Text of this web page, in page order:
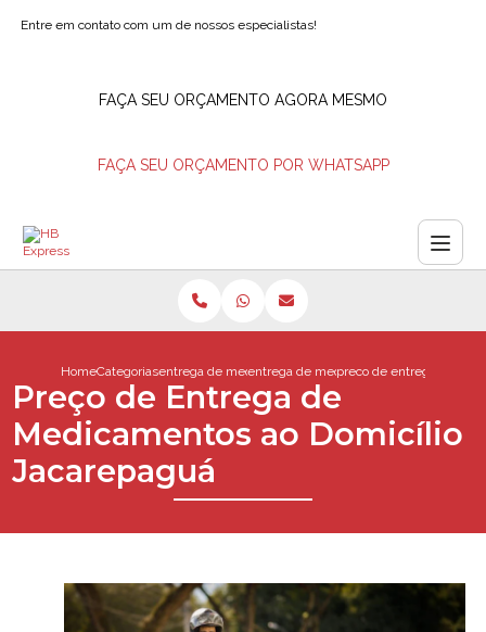
Entre em contato com um de nossos especialistas!
FAÇA SEU ORÇAMENTO AGORA MESMO
FAÇA SEU ORÇAMENTO POR WHATSAPP
HomeCategoriasentrega de medicamentosentrega de medicamento rio de janeiro
preco de entrega de
Preço de Entrega de
Medicamentos ao Domicílio
Jacarepaguá